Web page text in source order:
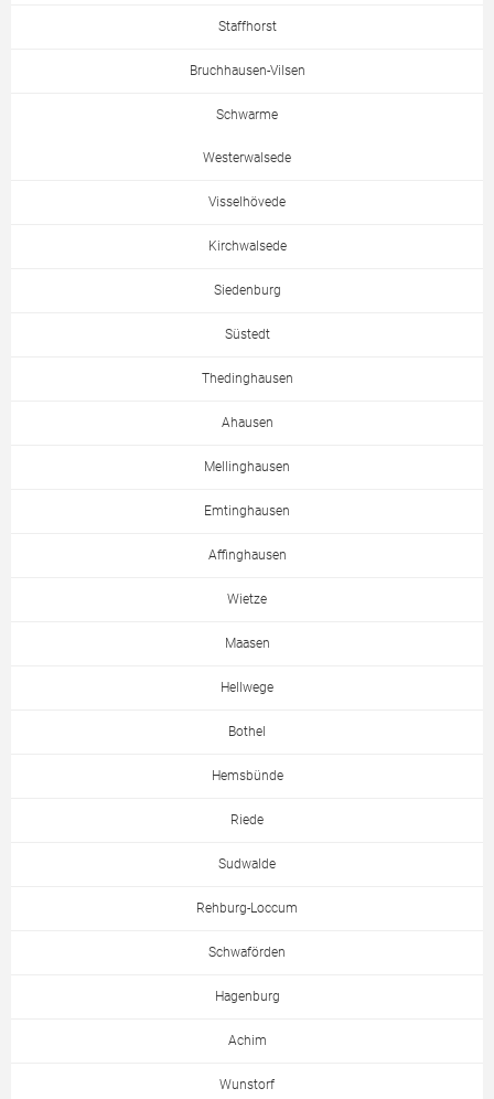
Staffhorst
Bruchhausen-Vilsen
Schwarme
Westerwalsede
Visselhövede
Kirchwalsede
Siedenburg
Süstedt
Thedinghausen
Ahausen
Mellinghausen
Emtinghausen
Affinghausen
Wietze
Maasen
Hellwege
Bothel
Hemsbünde
Riede
Sudwalde
Rehburg-Loccum
Schwaförden
Hagenburg
Achim
Wunstorf